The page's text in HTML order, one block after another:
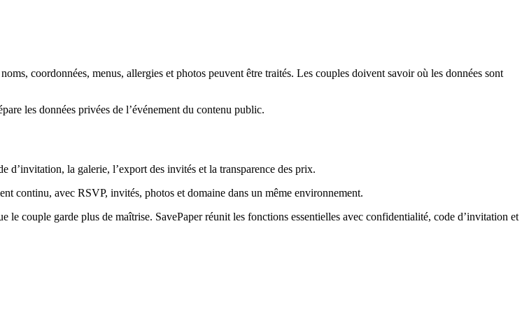
coordonnées, menus, allergies et photos peuvent être traités. Les couples doivent savoir où les données sont
les données privées de l’événement du contenu public.
la galerie, l’export des invités et la transparence des prix.
continu, avec RSVP, invités, photos et domaine dans un même environnement.
couple garde plus de maîtrise. SavePaper réunit les fonctions essentielles avec confidentialité, code d’invitation et